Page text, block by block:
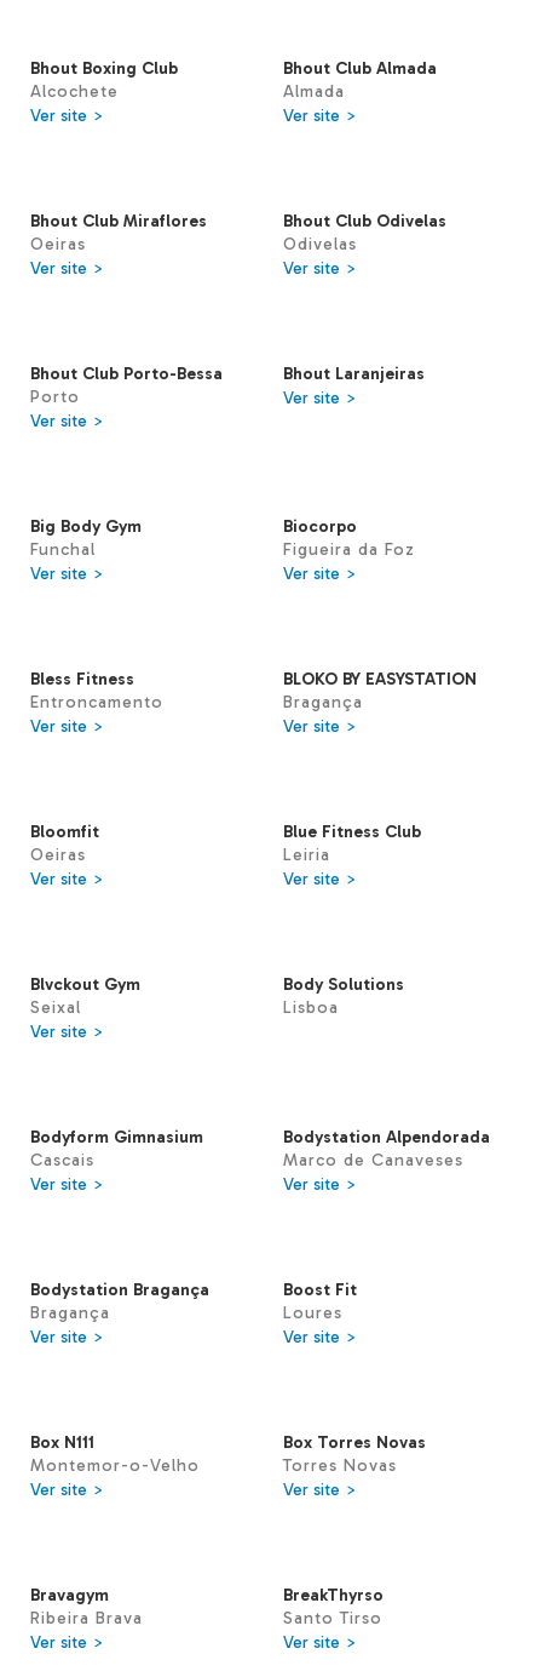
Bhout Boxing Club
Alcochete
Ver site >
Bhout Club Almada
Almada
Ver site >
Bhout Club Miraflores
Oeiras
Ver site >
Bhout Club Odivelas
Odivelas
Ver site >
Bhout Club Porto-Bessa
Porto
Ver site >
Bhout Laranjeiras
Ver site >
Big Body Gym
Funchal
Ver site >
Biocorpo
Figueira da Foz
Ver site >
Bless Fitness
Entroncamento
Ver site >
BLOKO BY EASYSTATION
Bragança
Ver site >
Bloomfit
Oeiras
Ver site >
Blue Fitness Club
Leiria
Ver site >
Blvckout Gym
Seixal
Ver site >
Body Solutions
Lisboa
Bodyform Gimnasium
Cascais
Ver site >
Bodystation Alpendorada
Marco de Canaveses
Ver site >
Bodystation Bragança
Bragança
Ver site >
Boost Fit
Loures
Ver site >
Box N111
Montemor-o-Velho
Ver site >
Box Torres Novas
Torres Novas
Ver site >
Bravagym
Ribeira Brava
Ver site >
BreakThyrso
Santo Tirso
Ver site >